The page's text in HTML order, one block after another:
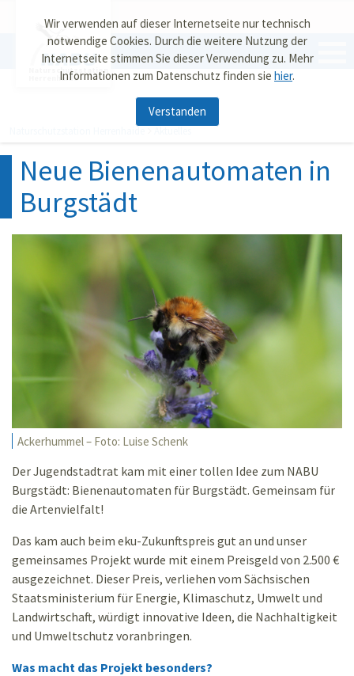
Wir verwenden auf dieser Internetseite nur technisch
notwendige Cookies. Durch die weitere Nutzung der
Internetseite stimmen Sie dieser Verwendung zu. Mehr
Informationen zum Datenschutz finden sie hier.
Verstanden
Naturschutzstation
Herrenhaide
Naturschutzstation Herrenhaide
Neue Bienenautomaten in
Burgstädt
Ackerhummel – Foto: Luise Schenk
Der Jugendstadtrat kam mit einer tollen Idee zum NABU
Burgstädt: Bienenautomaten für Burgstädt. Gemeinsam für
die Artenvielfalt!
Das kam auch beim eku-Zukunftspreis gut an und unser
gemeinsames Projekt wurde mit einem Preisgeld von 2.500 €
ausgezeichnet. Dieser Preis, verliehen vom Sächsischen
Staatsministerium für Energie, Klimaschutz, Umwelt und
Landwirtschaft, würdigt innovative Ideen, die Nachhaltigkeit
und Umweltschutz voranbringen.
Was macht das Projekt besonders?